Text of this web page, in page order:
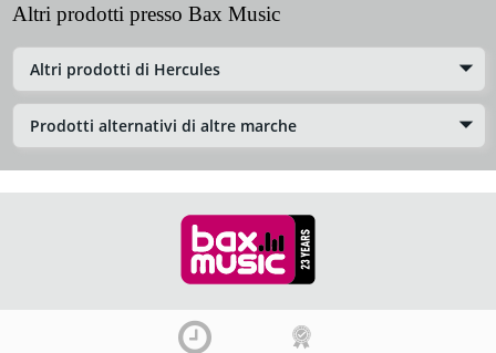
Altri prodotti presso Bax Music
Altri prodotti di Hercules
Prodotti alternativi di altre marche